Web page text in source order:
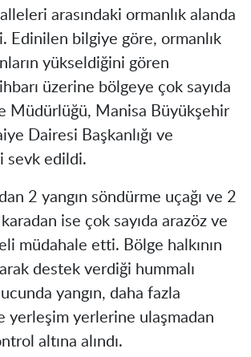
arasındaki ormanlık alanda
Edinilen bilgiye göre, ormanlık
yükseldiğini gören
üzerine bölgeye çok sayıda
Müdürlüğü, Manisa Büyükşehir
Dairesi Başkanlığı ve
sevk edildi.
2 yangın söndürme uçağı ve 2
ise çok sayıda arazöz ve
müdahale etti. Bölge halkının
destek verdiği hummalı
yangın, daha fazla
yerleşim yerlerine ulaşmadan
altına alındı.